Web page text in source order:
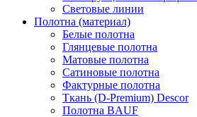
Световые линии
Полотна (материал)
Белые полотна
Глянцевые полотна
Матовые полотна
Сатиновые полотна
Фактурные полотна
Ткань (D-Premium) Descor
Полотна BAUF